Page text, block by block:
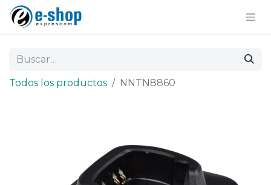
Todos los productos NNTN8860